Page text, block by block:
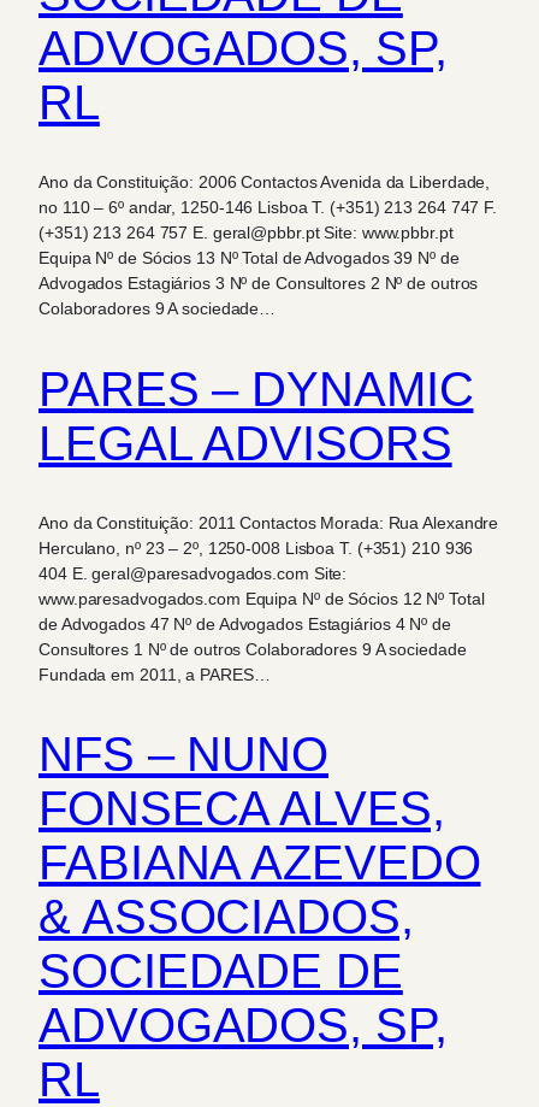
ADVOGADOS, SP,
RL
Ano da Constituição: 2006 Contactos Avenida da Liberdade,
no 110 – 6º andar, 1250-146 Lisboa T. (+351) 213 264 747 F.
(+351) 213 264 757 E. geral@pbbr.pt Site: www.pbbr.pt
Equipa Nº de Sócios 13 Nº Total de Advogados 39 Nº de
Advogados Estagiários 3 Nº de Consultores 2 Nº de outros
Colaboradores 9 A sociedade…
PARES – DYNAMIC
LEGAL ADVISORS
Ano da Constituição: 2011 Contactos Morada: Rua Alexandre
Herculano, nº 23 – 2º, 1250-008 Lisboa T. (+351) 210 936
404 E. geral@paresadvogados.com Site:
www.paresadvogados.com Equipa Nº de Sócios 12 Nº Total
de Advogados 47 Nº de Advogados Estagiários 4 Nº de
Consultores 1 Nº de outros Colaboradores 9 A sociedade
Fundada em 2011, a PARES…
NFS – NUNO
FONSECA ALVES,
FABIANA AZEVEDO
& ASSOCIADOS,
SOCIEDADE DE
ADVOGADOS, SP,
RL